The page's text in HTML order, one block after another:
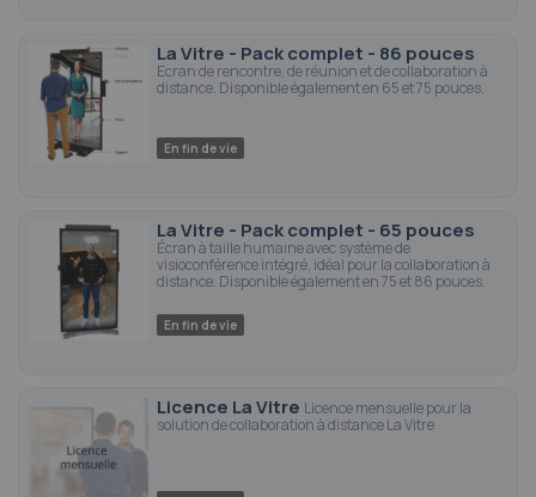
La Vitre - Pack complet - 86 pouces
Ecran de rencontre, de réunion et de collaboration à
distance. Disponible également en 65 et 75 pouces.
En fin de vie
La Vitre - Pack complet - 65 pouces
Écran à taille humaine avec système de
visioconférence intégré, idéal pour la collaboration à
distance. Disponible également en 75 et 86 pouces.
En fin de vie
Licence La Vitre Licence mensuelle pour la
solution de collaboration à distance La Vitre